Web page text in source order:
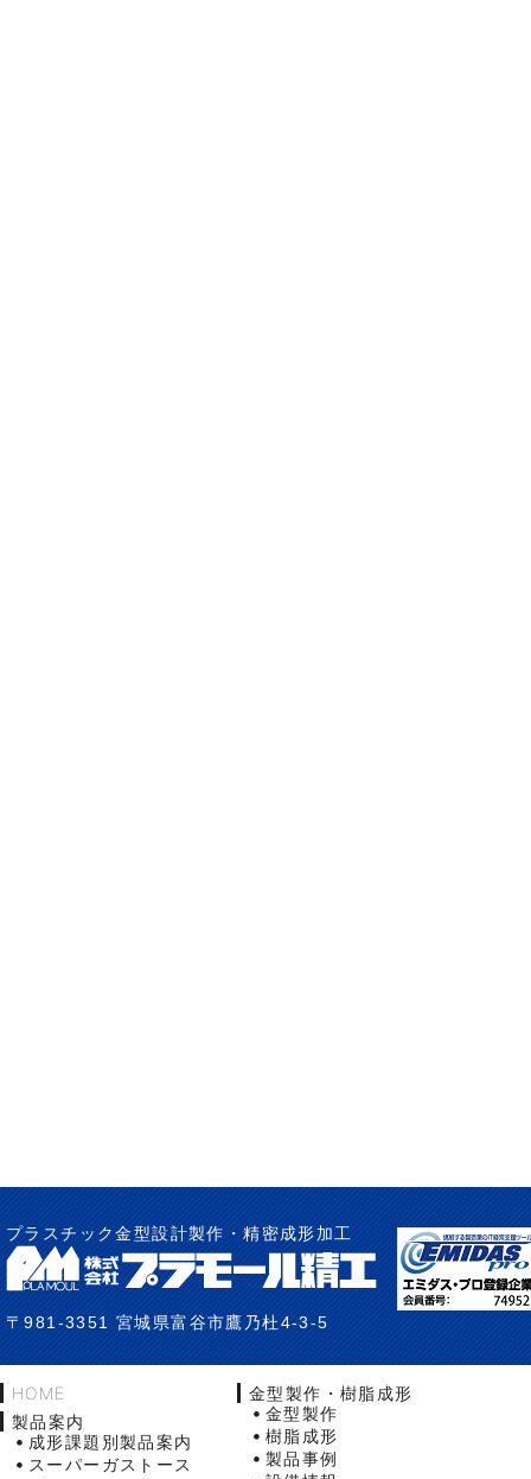
プラスチック金型設計製作・精密成形加工
〒981-3351 宮城県富谷市鷹乃杜4-3-5
HOME
製品案内
成形課題別製品案内
スーパーガストース
金型製作・樹脂成形
金型製作
樹脂成形
製品事例